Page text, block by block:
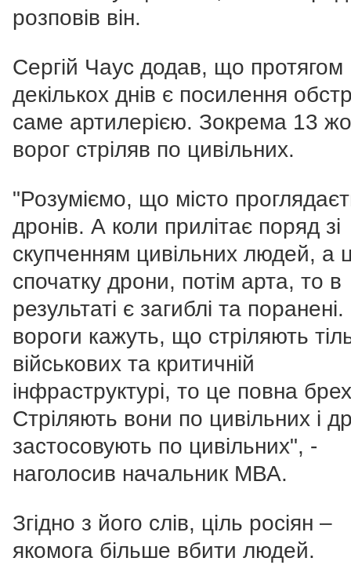
розповів він.
Сергій Чаус додав, що протягом
декількох днів є посилення
саме артилерією. Зокрема 13
ворог стріляв по цивільних.
"Розуміємо, що місто
дронів. А коли прилітає поряд зі
скупченням цивільних людей, а
спочатку дрони, потім арта, то в
результаті є загиблі та
вороги кажуть, що стріляють
військових та критичній
інфраструктурі, то це повна
Стріляють вони по цивільних і
застосовують по цивільних", -
наголосив начальник МВА.
Згідно з його слів, ціль росіян –
якомога більше вбити людей.